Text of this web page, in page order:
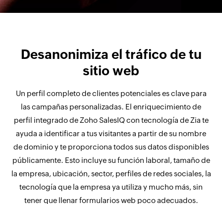
Desanonimiza el tráfico de tu
sitio web
Un perfil completo de clientes potenciales es clave para
las campañas personalizadas. El enriquecimiento de
perfil integrado de Zoho SalesIQ con tecnología de Zia te
ayuda a identificar a tus visitantes a partir de su nombre
de dominio y te proporciona todos sus datos disponibles
públicamente. Esto incluye su función laboral, tamaño de
la empresa, ubicación, sector, perfiles de redes sociales, la
tecnología que la empresa ya utiliza y mucho más, sin
tener que llenar formularios web poco adecuados.